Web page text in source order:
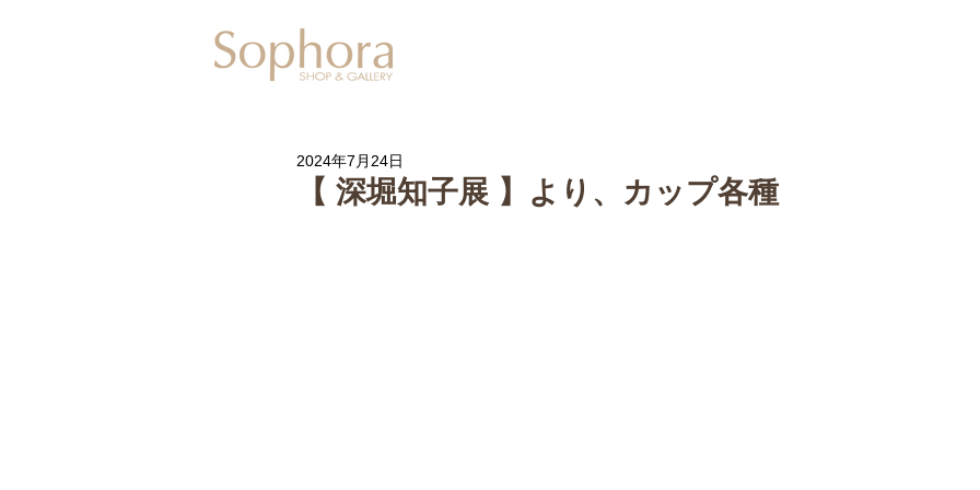
【 深堀知子展 】より、カップ各種
2024年7月24日